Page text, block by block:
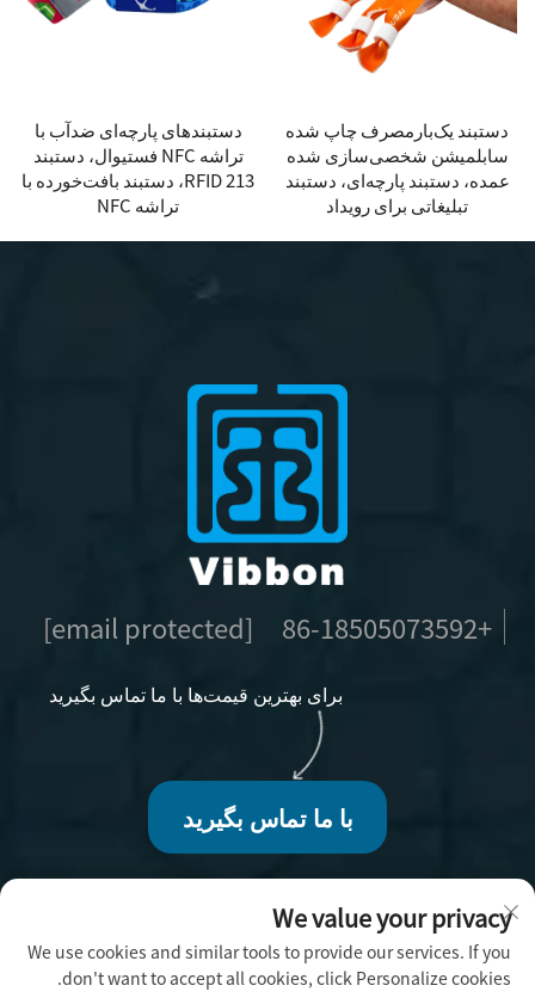
دستبند یک‌بارمصرف چاپ شده
سابلمیشن شخصی‌سازی شده
عمده، دستبند پارچه‌ای، دستبند
تبلیغاتی برای رویداد
دستبندهای پارچه‌ای ضدآب با
تراشه NFC فستیوال، دستبند
RFID 213، دستبند بافت‌خورده با
تراشه NFC
+86-18505073592
[email protected]
برای بهترین قیمت‌ها با ما تماس بگیرید
با ما تماس بگیرید
حق تأليف و انتشار © 2025 توسط شرکت صنایع دستی
فوژو ویبون -سیاست حفظ حریم خصوصی
We value your privacy
We use cookies and similar tools to provide our services. If you
don't want to accept all cookies, click Personalize cookies.